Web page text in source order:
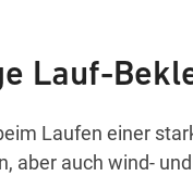
Lauf-
Laufen einer
aber auch wind-